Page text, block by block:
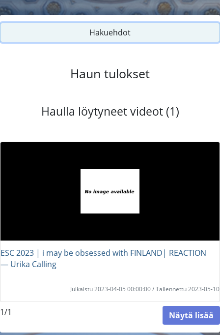
Hakuehdot
Haun tulokset
Haulla löytyneet videot (1)
ESC 2023 | i may be obsessed with FINLAND| REACTION
― Urika Calling
Julkaistu 2023-04-05 00:00:00 / Tallennettu 2023-05-10
1/1 Näytä lisää